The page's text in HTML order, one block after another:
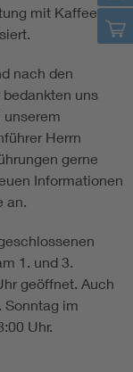
mit Kaffee,
nach den
uns
unserem
Herrn
gerne
Informationen
an.
1. und 3.
geöffnet. Auch
Sonntag im
Uhr.